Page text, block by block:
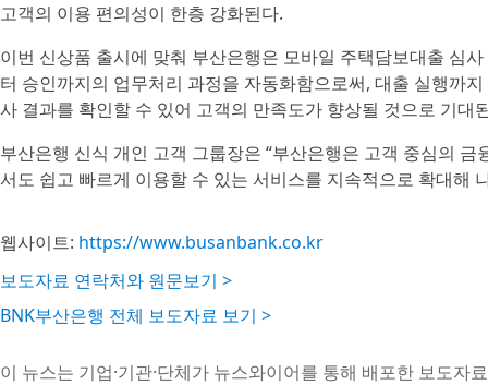
고객의 이용 편의성이 한층 강화된다.
이번 신상품 출시에 맞춰 부산은행은 모바일 주택담보대출 심
터 승인까지의 업무처리 과정을 자동화함으로써, 대출 실행까
사 결과를 확인할 수 있어 고객의 만족도가 향상될 것으로 기대
부산은행 신식 개인 고객 그룹장은 “부산은행은 고객 중심의
서도 쉽고 빠르게 이용할 수 있는 서비스를 지속적으로 확대해
웹사이트: https://www.busanbank.co.kr
보도자료 연락처와 원문보기 >
BNK부산은행 전체 보도자료 보기 >
이 뉴스는 기업·기관·단체가 뉴스와이어를 통해 배포한 보도자